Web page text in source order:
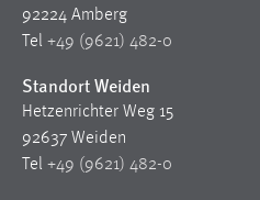
92224 Amberg
Tel +49 (9621) 482-0
Standort Weiden
Hetzenrichter Weg 15
92637 Weiden
Tel +49 (9621) 482-0